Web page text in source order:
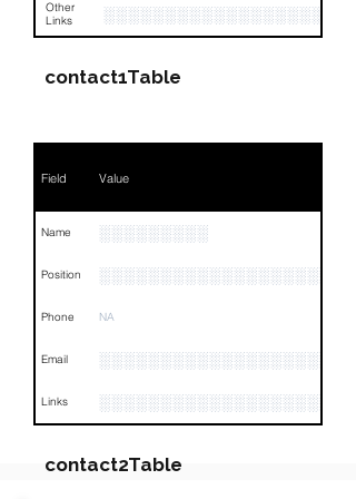
Other
Links
contact1Table
Field Value
Name ░░░░░░░░░
Position
Phone NA
Email
Links
contact2Table